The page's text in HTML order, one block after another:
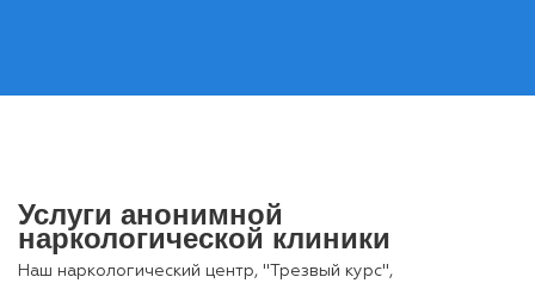
Услуги анонимной
наркологической клиники
Наш наркологический центр, "Трезвый курс",